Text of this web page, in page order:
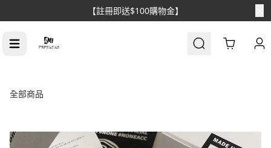
【註冊即送$100購物金】
Cart
全部商品